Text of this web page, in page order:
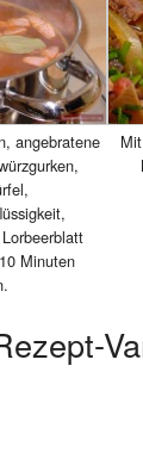
angebratene
Minuten